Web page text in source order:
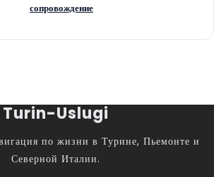
сопровождение
Turin-Uslugi
по жизни в Турине, Пьемонте и
Северной Италии.